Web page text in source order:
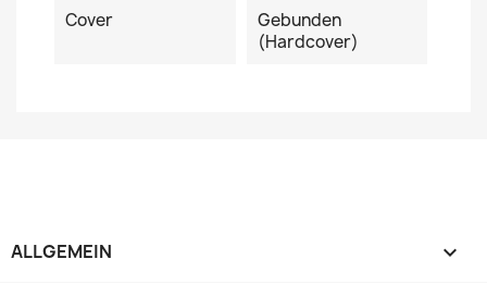
Cover
Gebunden
(Hardcover)
ALLGEMEIN 